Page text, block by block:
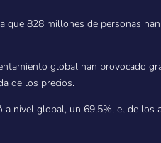
828 millones de personas
global han provocado
de los precios.
nivel global, un 69,5%, el de los